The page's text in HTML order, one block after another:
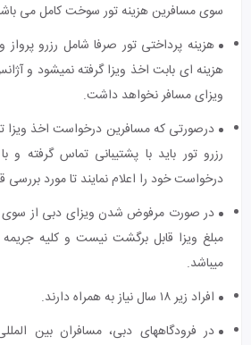
سوی مسافرین هزینه تور سوخت کامل می
هزینه پرداختی تور صرفا شامل رزرو
هزینه ای بابت اخذ ویزا گرفته نمیشود و
ویزای مسافر نخواهد داشت.
درصورتی که مسافرین درخواست اخذ ویزا
رزرو تور باید با پشتیبانی تماس گرفته و
درخواست خود را اعلام نمایند تا مورد بررسی
در صورت مرفوض شدن ویزای دبی از سوی
مبلغ ویزا قابل برگشت نیست و کلیه
میباشد.
افراد زیر ۱۸ سال نیاز به همراه دارند.